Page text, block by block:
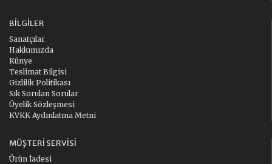
BILGILER
Sanatçılar
Hakkımızda
Künye
Teslimat Bilgisi
Gizlilik Politikası
Sık Sorulan Sorular
Üyelik Sözleşmesi
KVKK Aydınlatma Metni
MÜŞTERI SERVISI
Ürün İadesi